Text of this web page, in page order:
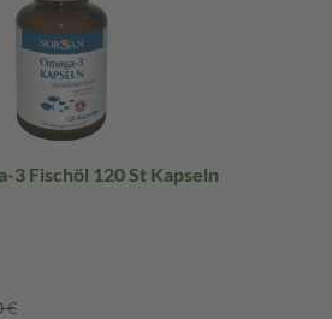
NORSAN Omega-3 Fischöl 120 St Kapseln
€